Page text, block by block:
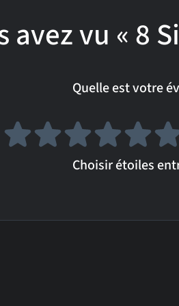
avez vu « 8
Quelle est votre
Choisir étoiles